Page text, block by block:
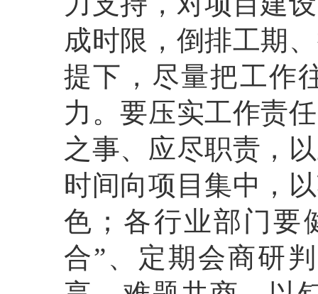
成时限，倒排工期
提下，尽量把工作
力。要压实工作责
之事、应尽职责，
时间向项目集中，
色；各行业部门要
合”、定期会商研